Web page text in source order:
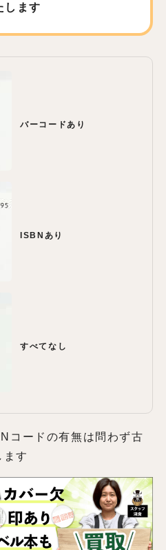
します
バーコードあり
ISBNあり
すべてなし
コードの有無は問わず古
す